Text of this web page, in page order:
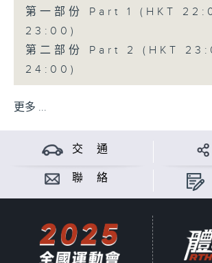
第一部份 Part 1 (HKT
23:00)
第二部份 Part 2 (HKT
24:00)
更多 ...
交 通
聯 絡